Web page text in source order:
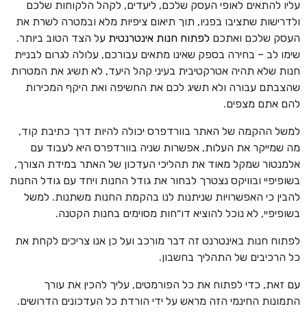
עליו להתאים לאופי העסק שלכם, ליעדים, לקהל הלקוחות שלכם
ולדרישות שתציבו בפניו, תוך תיאום ציפיות מלא ובמטרה לשרת את
העסק שלכם ואתכם לפתוח חנות אינטרנטית על הצד הטוב ביותר.
שימו לב – בחירה בספק שאינו מתאים עבורכם, עלולה לגרום לבניית
חנות שלא תהיה אטרקטיבית בעיני קהל היעד, לא תשיג את המטרות
שהצבתם עבורה ולא תשיג לכם את החשיפה ואת היקף המכירות
להם אתם מצפים.
למשל ההקמה של האתר בוורדפרס יכולה להיות דרך כתיבת קוד,
מה שמייקר את העלות, אפשרות שניה בוורדפרס היא לעבוד עם
אלמנטור שמקל מאוד את תהליכי העדכון של האתר במידת הצורך,
בשופיפיי ובוויקס נצטרך לבחור את גודל החנות ויחד עם גודל החנות
להבין כי האפשרויות שניתנות לנו בהקמת החנות משתנות. למשל
בשופיפיי, לא נוכל להוציא דו״חות מסוימים בחנות הקטנה.
לפתוח חנות באינטרנט זה דבר מורכב ועל כן אנו צריכים לקחת את
כל הרכיבים של התהליך בחשבון.
עם זאת, כדי לפתוח את כל הפורמטים, עליך להכין את עורך
התמונות החינמי הזה מראש על ידי הורדת כל העדכונים הדרושים.